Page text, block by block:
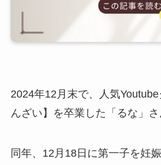
2024年12月末で、人気
んざい】を卒業した「るな」さ
同年、12月18日に第一子を妊